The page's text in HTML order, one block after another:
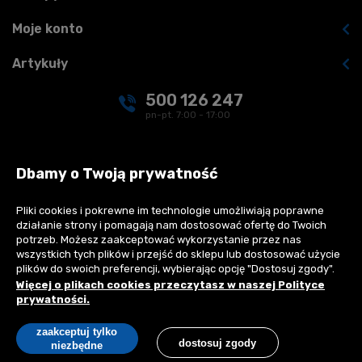
500 126 247
pn-pt. 7:00 - 17:00
Moje konto
Artykuły
Płatności:
Copyright © 2026 Realbud sp. z o.o. All rights reserved.
Wszystkie oferty mają charakter informacyjny i nie stanowią oferty
handlowej w rozumieniu art. 66 §1 Kodeksu Cywilnego.
Dbamy o Twoją prywatność
Pliki cookies i pokrewne im technologie umożliwiają poprawne
działanie strony i pomagają nam dostosować ofertę do Twoich
potrzeb. Możesz zaakceptować wykorzystanie przez nas
wszystkich tych plików i przejść do sklepu lub dostosować użycie
plików do swoich preferencji, wybierając opcję "Dostosuj zgody".
Więcej o plikach cookies przeczytasz w naszej Polityce
prywatności.
zaakceptuj tylko
niezbędne
dostosuj zgody